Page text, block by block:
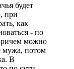
будет
при
как
- по
можно
мужа, потом
В